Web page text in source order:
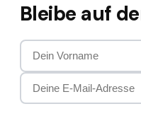
Bleibe auf